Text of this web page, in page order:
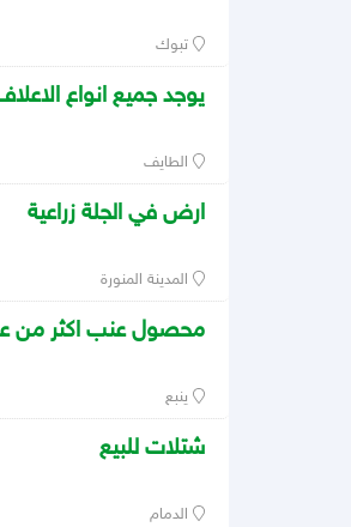
تبوك
يوجد جميع انواع
الطايف
ارض في الجلة زراعية
المدينة المنورة
محصول عنب اكثر من
ينبع
شتلات للبيع
الدمام